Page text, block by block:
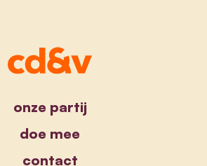
onze partij
doe mee
contact